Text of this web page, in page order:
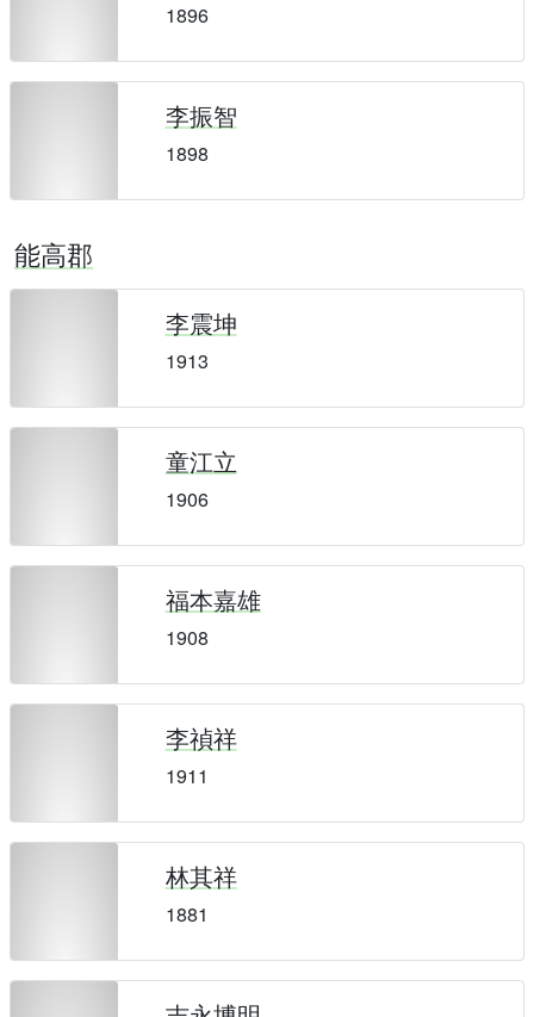
1896
李振智
1898
能高郡
李震坤
1913
童江立
1906
福本嘉雄
1908
李禎祥
1911
林其祥
1881